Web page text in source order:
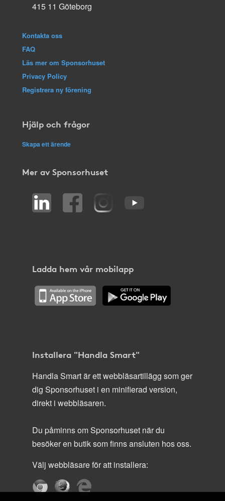
415 11 Göteborg
Kontakta oss
FAQ
Läs mer om Sponsorhuset
Privacy Policy
Registrera ny förening
Hjälp och frågor
Skapa ett ärende
Mer av Sponsorhuset
Ladda hem vår mobilapp
Installera "Handla Smart"
Handla Smart är ett webbläsartillägg som ger
dig Sponsorhuset i en minifierad version,
direkt i webbläsaren.
Du påminns om Sponsorhuset när du
besöker en butik som finns ansluten hos oss.
Välj webbläsare för att installera: